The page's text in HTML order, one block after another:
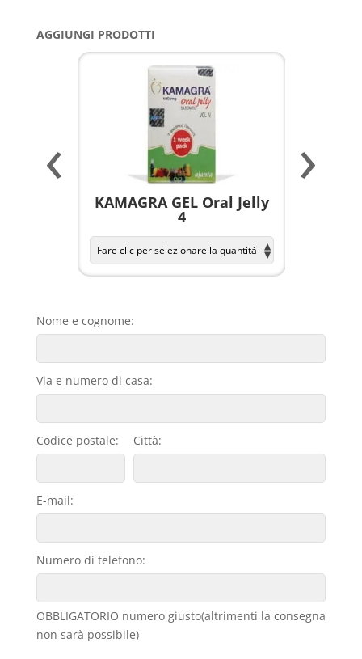
AGGIUNGI PRODOTTI
KAMAGRA GEL Oral Jelly
4
‹ ›
Nome e cognome:
Via e numero di casa:
Codice postale: Città:
E-mail:
Numero di telefono:
OBBLIGATORIO numero giusto(altrimenti la consegna
non sarà possibile)